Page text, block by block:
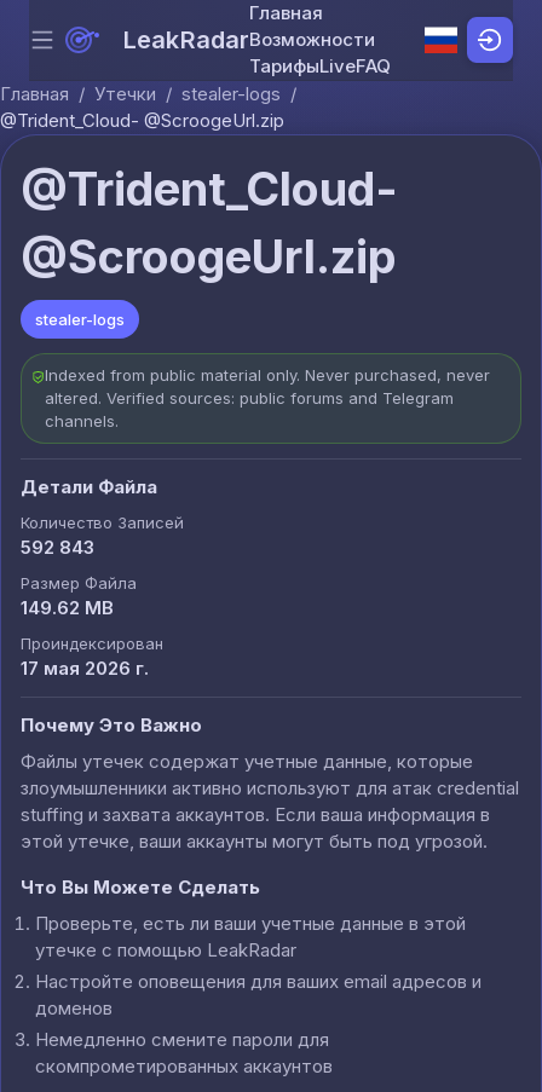
Skip to content
Menu LeakRadar
Главная
Возможности
ТарифыLiveFAQ
Главная / Утечки / stealer-logs /
@Trident_Cloud- @ScroogeUrl.zip
@Trident_Cloud-
@ScroogeUrl.zip
stealer-logs
Indexed from public material only. Never purchased, never
altered. Verified sources: public forums and Telegram
channels.
Детали Файла
Количество Записей
592 843
Размер Файла
149.62 MB
Проиндексирован
17 мая 2026 г.
Почему Это Важно
Файлы утечек содержат учетные данные, которые
злоумышленники активно используют для атак credential
stuffing и захвата аккаунтов. Если ваша информация в
этой утечке, ваши аккаунты могут быть под угрозой.
Что Вы Можете Сделать
Проверьте, есть ли ваши учетные данные в этой
утечке с помощью LeakRadar
Настройте оповещения для ваших email адресов и
доменов
Немедленно смените пароли для
скомпрометированных аккаунтов